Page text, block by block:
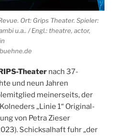
Ort: Grips Theater. Spieler:
u.a.. / Engl.: theatre, actor,
Theater nach 37-
und neun Jahren
meinerseits, der
„Linie 1“ Original-
von Petra Zieser
Schicksalhaft fuhr „der